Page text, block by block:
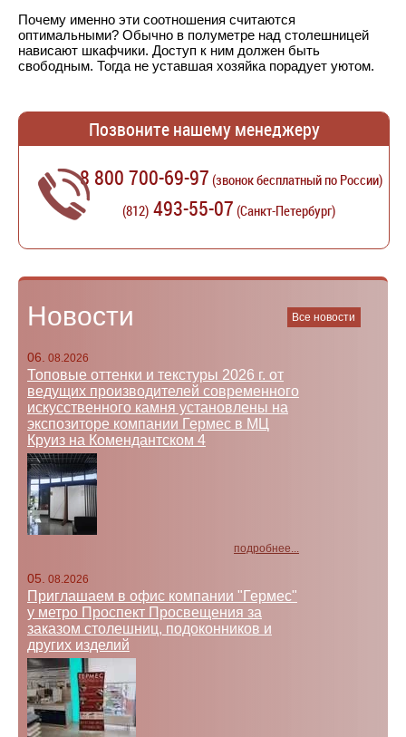
Почему именно эти соотношения считаются
оптимальными? Обычно в полуметре над столешницей
нависают шкафчики. Доступ к ним должен быть
свободным. Тогда не уставшая хозяйка порадует уютом.
Позвоните нашему менеджеру
8 800 700-69-97(звонок бесплатный по России)
(812) 493-55-07(Санкт-Петербург)
Новости Все новости
06. 08.2026
Топовые оттенки и текстуры 2026 г. от
ведущих производителей современного
искусственного камня установлены на
экспозиторе компании Гермес в МЦ
Круиз на Комендантском 4
подробнее...
05. 08.2026
Приглашаем в офис компании "Гермес"
у метро Проспект Просвещения за
заказом столешниц, подоконников и
других изделий